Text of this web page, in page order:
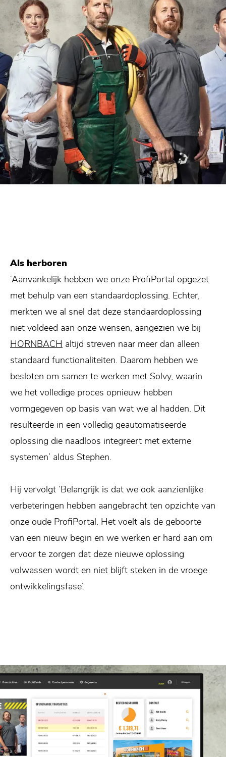
Als herboren
‘Aanvankelijk hebben we onze ProfiPortal opgezet
met behulp van een standaardoplossing. Echter,
merkten we al snel dat deze standaardoplossing
niet voldeed aan onze wensen, aangezien we bij
HORNBACH altijd streven naar meer dan alleen
standaard functionaliteiten. Daarom hebben we
besloten om samen te werken met Solvy, waarin
we het volledige proces opnieuw hebben
vormgegeven op basis van wat we al hadden. Dit
resulteerde in een volledig geautomatiseerde
oplossing die naadloos integreert met externe
systemen’ aldus Stephen.
Hij vervolgt ‘Belangrijk is dat we ook aanzienlijke
verbeteringen hebben aangebracht ten opzichte van
onze oude ProfiPortal. Het voelt als de geboorte
van een nieuw begin en we werken er hard aan om
ervoor te zorgen dat deze nieuwe oplossing
volwassen wordt en niet blijft steken in de vroege
ontwikkelingsfase’.